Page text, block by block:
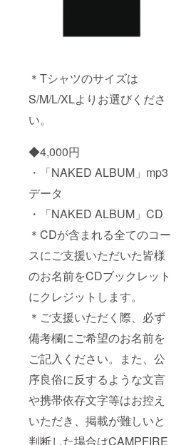
＊Tシャツのサイズは
S/M/L/XLよりお選びくださ
い。
◆4,000円
・「NAKED ALBUM」mp3
データ
・「NAKED ALBUM」CD
＊CDが含まれる全てのコー
スにご支援いただいた皆様
のお名前をCDブックレット
にクレジットします。
＊ご支援いただく際、必ず
備考欄にご希望のお名前を
ご記入ください。また、公
序良俗に反するような文言
や携帯依存文字等はお控え
いただき、掲載が難しいと
判断した場合はCAMPFIRE